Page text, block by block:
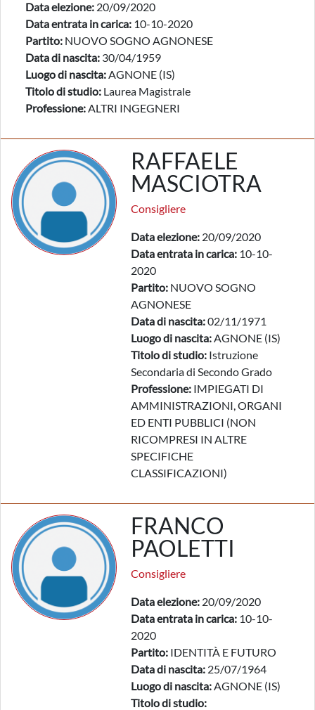
Data elezione: 20/09/2020
Data entrata in carica: 10-10-2020
Partito: NUOVO SOGNO AGNONESE
Data di nascita: 30/04/1959
Luogo di nascita:AGNONE (IS)
Titolo di studio: Laurea Magistrale
Professione:ALTRI INGEGNERI
RAFFAELE
MASCIOTRA
Consigliere
Data elezione: 20/09/2020
Data entrata in carica: 10-10-
2020
Partito: NUOVO SOGNO
AGNONESE
Data di nascita:02/11/1971
Luogo di nascita:AGNONE (IS)
Titolo di studio: Istruzione
Secondaria di Secondo Grado
Professione: IMPIEGATI DI
AMMINISTRAZIONI, ORGANI
ED ENTI PUBBLICI (NON
RICOMPRESI IN ALTRE
SPECIFICHE
CLASSIFICAZIONI)
FRANCO
PAOLETTI
Consigliere
Data elezione: 20/09/2020
Data entrata in carica: 10-10-
2020
Partito: IDENTITÀ E FUTURO
Data di nascita: 25/07/1964
Luogo di nascita:AGNONE (IS)
Titolo di studio: